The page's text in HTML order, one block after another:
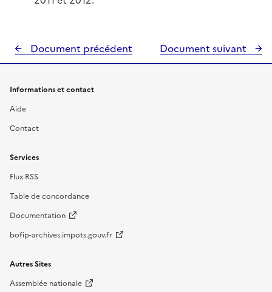
Document précédent Document suivant
Informations et contact
Aide
Contact
Services
Flux RSS
Table de concordance
Documentation
bofip-archives.impots.gouv.fr
Autres Sites
Assemblée nationale